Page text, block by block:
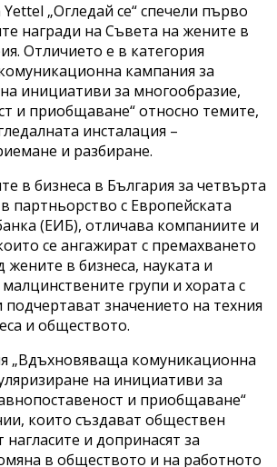
„Огледай се“ спечели първо
награди на Съвета на жените в
Отличието е в категория
кампания за
инициативи за многообразие,
и приобщаване“ относно темите,
инсталация –
и разбиране.
в бизнеса в България за четвърта
партньорство с Европейската
(ЕИБ), отличава компаниите и
се ангажират с премахването
жените в бизнеса, науката и
групи и хората с
значението на техния
и обществото.
„Вдъхновяваща комуникационна
на инициативи за
и приобщаване“
които създават обществен
и допринасят за
в обществото и на работното